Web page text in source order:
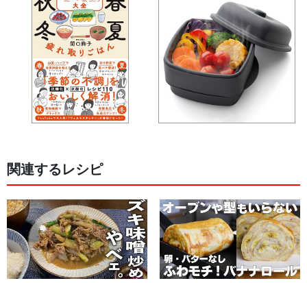
関連するレシピ